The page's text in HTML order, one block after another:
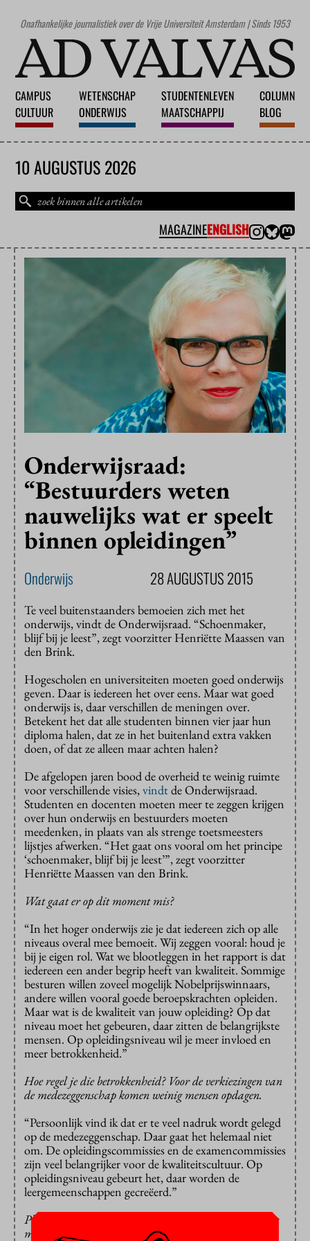
Onafhankelijke journalistiek over de Vrije Universiteit Amsterdam | Sinds 1953
CAMPUS
CULTUUR
WETENSCHAP
ONDERWIJS
STUDENTENLEVEN
MAATSCHAPPIJ
COLUMN
BLOG
10 AUGUSTUS 2026
MAGAZINEENGLISH
Onderwijsraad:
“Bestuurders weten
nauwelijks wat er speelt
binnen opleidingen”
Onderwijs 28 AUGUSTUS 2015
Te veel buitenstaanders bemoeien zich met het
onderwijs, vindt de Onderwijsraad. “Schoenmaker,
blijf bij je leest”, zegt voorzitter Henriëtte Maassen van
den Brink.
Hogescholen en universiteiten moeten goed onderwijs
geven. Daar is iedereen het over eens. Maar wat goed
onderwijs is, daar verschillen de meningen over.
Betekent het dat alle studenten binnen vier jaar hun
diploma halen, dat ze in het buitenland extra vakken
doen, of dat ze alleen maar achten halen?
De afgelopen jaren bood de overheid te weinig ruimte
voor verschillende visies, vindtde Onderwijsraad.
Studenten en docenten moeten meer te zeggen krijgen
over hun onderwijs en bestuurders moeten
meedenken, in plaats van als strenge toetsmeesters
lijstjes afwerken. “Het gaat ons vooral om het principe
‘schoenmaker, blijf bij je leest’”, zegt voorzitter
Henriëtte Maassen van den Brink.
Wat gaat er op dit moment mis?
“In het hoger onderwijs zie je dat iedereen zich op alle
niveaus overal mee bemoeit. Wij zeggen vooral: houd je
bij je eigen rol. Wat we blootleggen in het rapport is dat
iedereen een ander begrip heeft van kwaliteit. Sommige
besturen willen zoveel mogelijk Nobelprijswinnaars,
andere willen vooral goede beroepskrachten opleiden.
Maar wat is de kwaliteit van jouw opleiding? Op dat
niveau moet het gebeuren, daar zitten de belangrijkste
mensen. Op opleidingsniveau wil je meer invloed en
meer betrokkenheid.”
Hoe regel je die betrokkenheid? Voor de verkiezingen van
de medezeggenschap komen weinig mensen opdagen.
“Persoonlijk vind ik dat er te veel nadruk wordt gelegd
op de medezeggenschap. Daar gaat het helemaal niet
om. De opleidingscommissies en de examencommissies
zijn veel belangrijker voor de kwaliteitscultuur. Op
opleidingsniveau gebeurt het, daar worden de
leergemeenschappen gecreëerd.”
Pleit de Onderwijsraad, net als de Tweede Kamer, voor
meer rechten voor de opleidingscommissies?